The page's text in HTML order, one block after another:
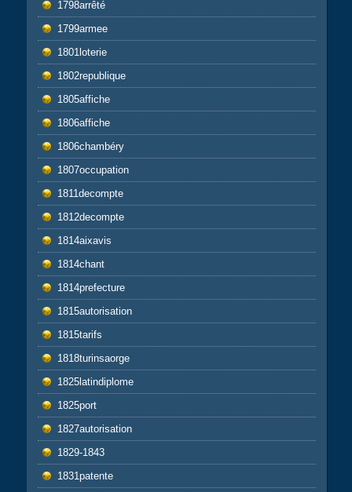
1798arrêté
1799armee
1801loterie
1802republique
1805affiche
1806affiche
1806chambéry
1807occupation
1811decompte
1812decompte
1814aixavis
1814chant
1814prefecture
1815autorisation
1815tarifs
1818turinsaorge
1825latindiplome
1825port
1827autorisation
1829-1843
1831patente